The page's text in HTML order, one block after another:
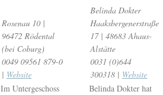
Rosenau 10 |
96472 Rödental
(bei Coburg)
0049 09561 879-0
| Website
Im Untergeschoss
Belinda Dokter
Haaksbergenerstraße
17 | 48683 Ahaus-
Alstätte
0031 (0)644
300318 | Website
Belinda Dokter hat